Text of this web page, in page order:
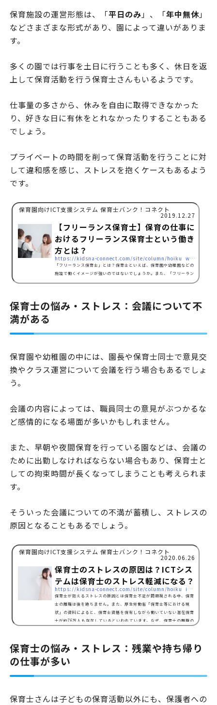
保育施設の運営形態は、「平日のみ」、「年中無休」
などさまざまな形式があり、園によって違いがありま
す。
多くの園では行事を土日に行うことも多く、休日を返
上して保育活動を行う保育士さんもいるようです。
仕事量の多さから、休みを自由に取得できなかった
り、好きな日に有休をとれなかったりすることもある
でしょう。
プライベートの時間を削って保育活動を行うことに対
して違和感を感じ、ストレスを抱くケースもあるよう
です。
保育園向けICT支援システム 保育士バンク！コネクト
2019.12.27
【フリーランス保育士】保育の仕事に
おけるフリーランス保育士という働き
方とは？
https://kidsna-connect.com/site/column/hoiku_workstyle/1662
「フリーランス保育士」とは？保育士といえば、保育園や幼稚園などの
施設で働くイメージが強いのではないでしょうか。また、「フリーラン
ス」という言葉に馴染みのない方もいるかもしれません。そもそもフリ
い個人事業主の保育士、ということになります。最近では、この「フリ
保育士の悩み・ストレス：会議について不
満がある
保育園や幼稚園の中には、園長や保育士同士で意見交
換やクラス運営について会議を行う場合もあるでしょ
う。
会議の内容によっては、職員同士の意見がぶつかるな
ど感情的になる場面が多いかもしれません。
また、早朝や夜間保育を行っている園などは、会議の
ために出勤しなければならない場合もあり、保育士と
しての拘束時間が長くなってしまうことも考えられま
す。
そういった会議についての不満が蓄積し、ストレスの
原因となることもあるでしょう。
保育園向けICT支援システム 保育士バンク！コネクト
2020.06.26
保育士のストレスの原因は？ICTシス
テムは保育士のストレス軽減になる？
https://kidsna-connect.com/site/column/hoiku_ict/3257
保育士が抱えるストレスの原因とは保育士不足が問題視される中、保育
士の離職は後を絶ちません。また、厚生労働省「保育士等における現
状」の資料によると、保育士資格を保有しながら働いていない潜在保育
士が約76万人も存在しているといわれています。なぜ、保育士の離職の
士が抱えるストレスには、以下の項目が挙げられます。 過重な業務負担
待遇への不満 人間関係 …
保育士の悩み・ストレス：残業や持ち帰り
の仕事が多い
保育士さんは子どもの保育活動以外にも、保護者への